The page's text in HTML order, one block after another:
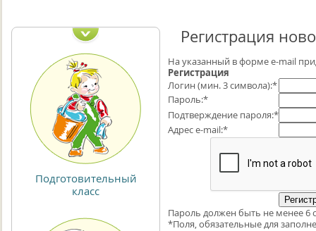
программы
Подготовительный
класс
Регистрация
На указанный в форме e-mail
Регистрация
Логин (мин. 3 символа):*
Пароль:*
Подтверждение пароля:*
Адрес e-mail:*
Пароль должен быть не менее 6
*Поля, обязательные для